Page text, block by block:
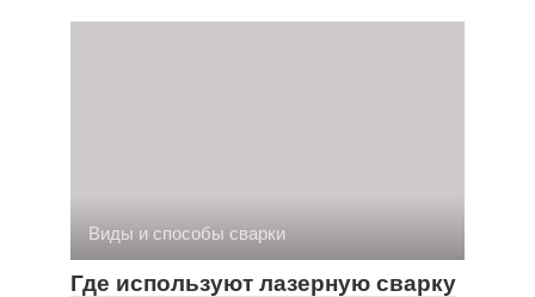
Виды и способы сварки
Где используют лазерную сварку